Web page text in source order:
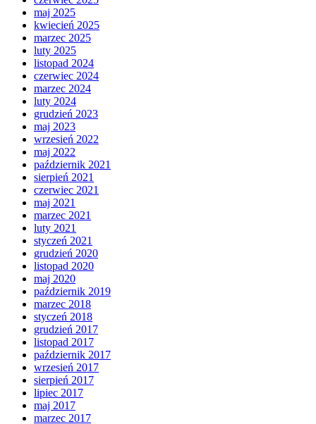
maj 2025
kwiecień 2025
marzec 2025
luty 2025
listopad 2024
czerwiec 2024
marzec 2024
luty 2024
grudzień 2023
maj 2023
wrzesień 2022
maj 2022
październik 2021
sierpień 2021
czerwiec 2021
maj 2021
marzec 2021
luty 2021
styczeń 2021
grudzień 2020
listopad 2020
maj 2020
październik 2019
marzec 2018
styczeń 2018
grudzień 2017
listopad 2017
październik 2017
wrzesień 2017
sierpień 2017
lipiec 2017
maj 2017
marzec 2017